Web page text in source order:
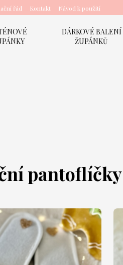
řád Kontakt Návod k použití
DÁRKOVÉ BALENÍ
ŽUPÁNKŮ
pantoflíčky